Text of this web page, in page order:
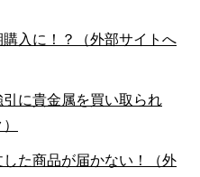
購入に！？（外部サイトへ
に貴金属を買い取られ
た商品が届かない！（外